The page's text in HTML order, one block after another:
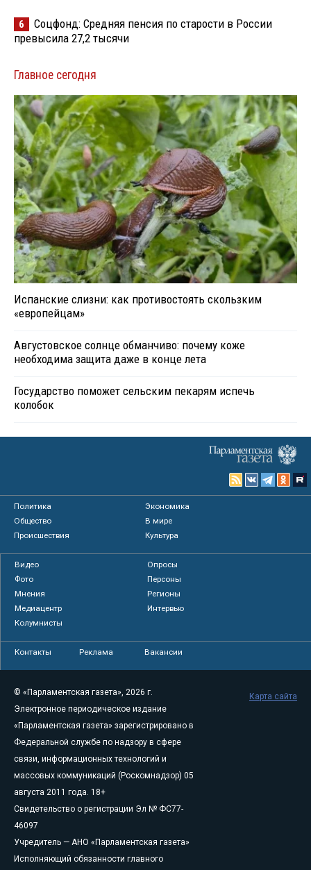
6
Соцфонд: Средняя пенсия по старости в России
превысила 27,2 тысячи
Главное сегодня
Испанские слизни: как противостоять скользким
«европейцам»
Августовское солнце обманчиво: почему коже
необходима защита даже в конце лета
Государство поможет сельским пекарям испечь
колобок
Политика
Экономика
Общество
В мире
Происшествия
Культура
Видео
Опросы
Фото
Персоны
Мнения
Регионы
Медиацентр
Интервью
Колумнисты
Контакты Реклама Вакансии
© «Парламентская газета», 2026 г.
Электронное периодическое издание
«Парламентская газета» зарегистрировано в
Федеральной службе по надзору в сфере
связи, информационных технологий и
массовых коммуникаций (Роскомнадзор) 05
августа 2011 года. 18+
Свидетельство о регистрации Эл № ФС77-
46097
Учредитель — АНО «Парламентская газета»
Исполняющий обязанности главного
Карта сайта